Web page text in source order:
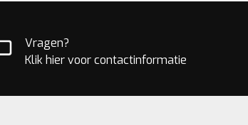
Vragen?
Klik hier voor contactinformatie